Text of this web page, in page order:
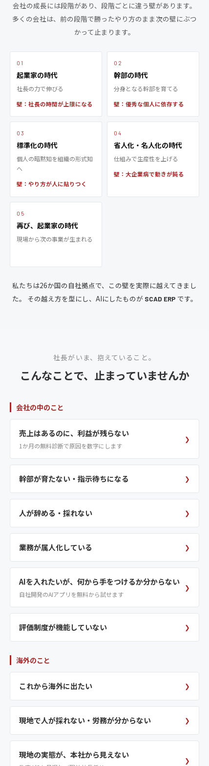
会社の成長には段階があり、段階ごとに違う壁があります。
多くの会社は、前の段階で勝ったやり方のまま次の壁にぶつ
かって止まります。
01
起業家の時代
社長の力で伸びる
壁：社長の時間が上限になる
02
幹部の時代
分身となる幹部を育てる
壁：優秀な個人に依存する
03
標準化の時代
個人の暗黙知を組織の形式知
へ
壁：やり方が人に貼りつく
04
省人化・名人化の時代
仕組みで生産性を上げる
壁：大企業病で動きが鈍る
05
再び、起業家の時代
現場から次の事業が生まれる
私たちは26か国の自社拠点で、この壁を実際に越えてきまし
た。
その越え方を型にし、AIにしたものが SCAD ERP です。
社長がいま、抱えていること。
こんなことで、止まっていませんか
会社の中のこと
売上はあるのに、利益が残らない
1か月の無料診断で原因を数字にします
❯
幹部が育たない・指示待ちになる ❯
人が辞める・採れない ❯
業務が属人化している ❯
AIを入れたいが、何から手をつけるか分からない
自社開発のAIアプリを無料から試せます
❯
評価制度が機能していない ❯
海外のこと
これから海外に出たい ❯
現地で人が採れない・労務が分からない ❯
現地の実態が、本社から見えない
❯